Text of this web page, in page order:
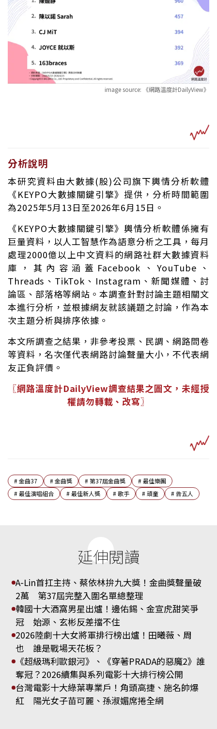
image source: 《網路溫度計DailyView》
分析說明
本研究資料由大數據(股)公司旗下輿情分析軟體
《KEYPO大數據關鍵引擎》提供，分析時間範圍
為2025年5月13日至2026年6月15日。
《KEYPO大數據關鍵引擎》輿情分析軟體係擁有
巨量資料，以人工智慧作為語意分析之工具，每月
處理2000億以上中文資料的網路社群大數據資料
庫，其內容涵蓋Facebook、YouTube、
Threads、TikTok、Instagram、新聞媒體、討
論區、部落格等網站。本調查針對討論主題相關文
本進行分析，並根據網友就該議題之討論，作為本
次主題分析與排序依據。
本文所調查之結果，非參考投票、民調、網路問卷
等資料，名次僅代表網路討論聲量大小，不代表網
友正負評價。
〖網路溫度計DailyView調查結果之圖文，未經授
權請勿轉載、改寫〗
#金曲37 #金曲獎 #第37屆金曲獎 #最佳樂團
#最佳演唱組合 #最佳新人獎 #歌手 #頑童 # 告五人
延伸閱讀
A-Lin首扛主持、蔡依林拚九大獎！金曲獎聲量破
2萬 第37屆完整入圍名單總整理
韓國十大酒窩男星出爐！邊佑錫、金宣虎甜笑爭
冠 始源、玄彬反差擋不住
2026陸劇十大女將軍排行榜出爐！田曦薇、周
也 誰是戰場天花板？
《超級瑪利歐銀河》、《穿著PRADA的惡魔2》誰
奪冠？2026續集與系列電影十大排行榜公開
台灣電影十大綠葉專業戶！角頭高捷、施名帥爆
紅 陽光女子苗可麗、孫淑媚席捲全網